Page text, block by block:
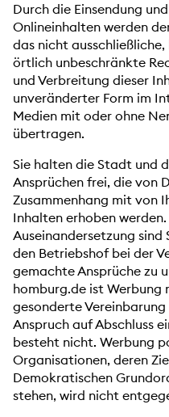
Durch die Einsendung
Onlineinhalten werden
das nicht
örtlich unbeschränkte
und Verbreitung dieser
unveränderter Form im
Medien mit oder ohne
übertragen.
Sie halten die Stadt und
Ansprüchen frei, die von
Zusammenhang mit von
Inhalten erhoben
Auseinandersetzung
den Betriebshof bei der
gemachte Ansprüche zu
homburg.de ist Werbung
gesonderte
Anspruch auf Abschluss
besteht nicht. Werbung
Organisationen, deren
Demokratischen
stehen, wird nicht